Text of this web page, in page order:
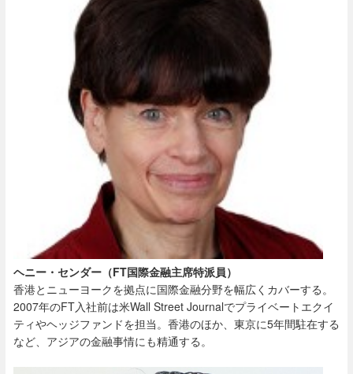
ヘニー・センダー（FT国際金融主席特派員）
香港とニューヨークを拠点に国際金融分野を幅広くカバーする。
2007年のFT入社前は米Wall Street Journalでプライベートエクイ
ティやヘッジファンドを担当。香港のほか、東京に5年間駐在する
など、アジアの金融事情にも精通する。